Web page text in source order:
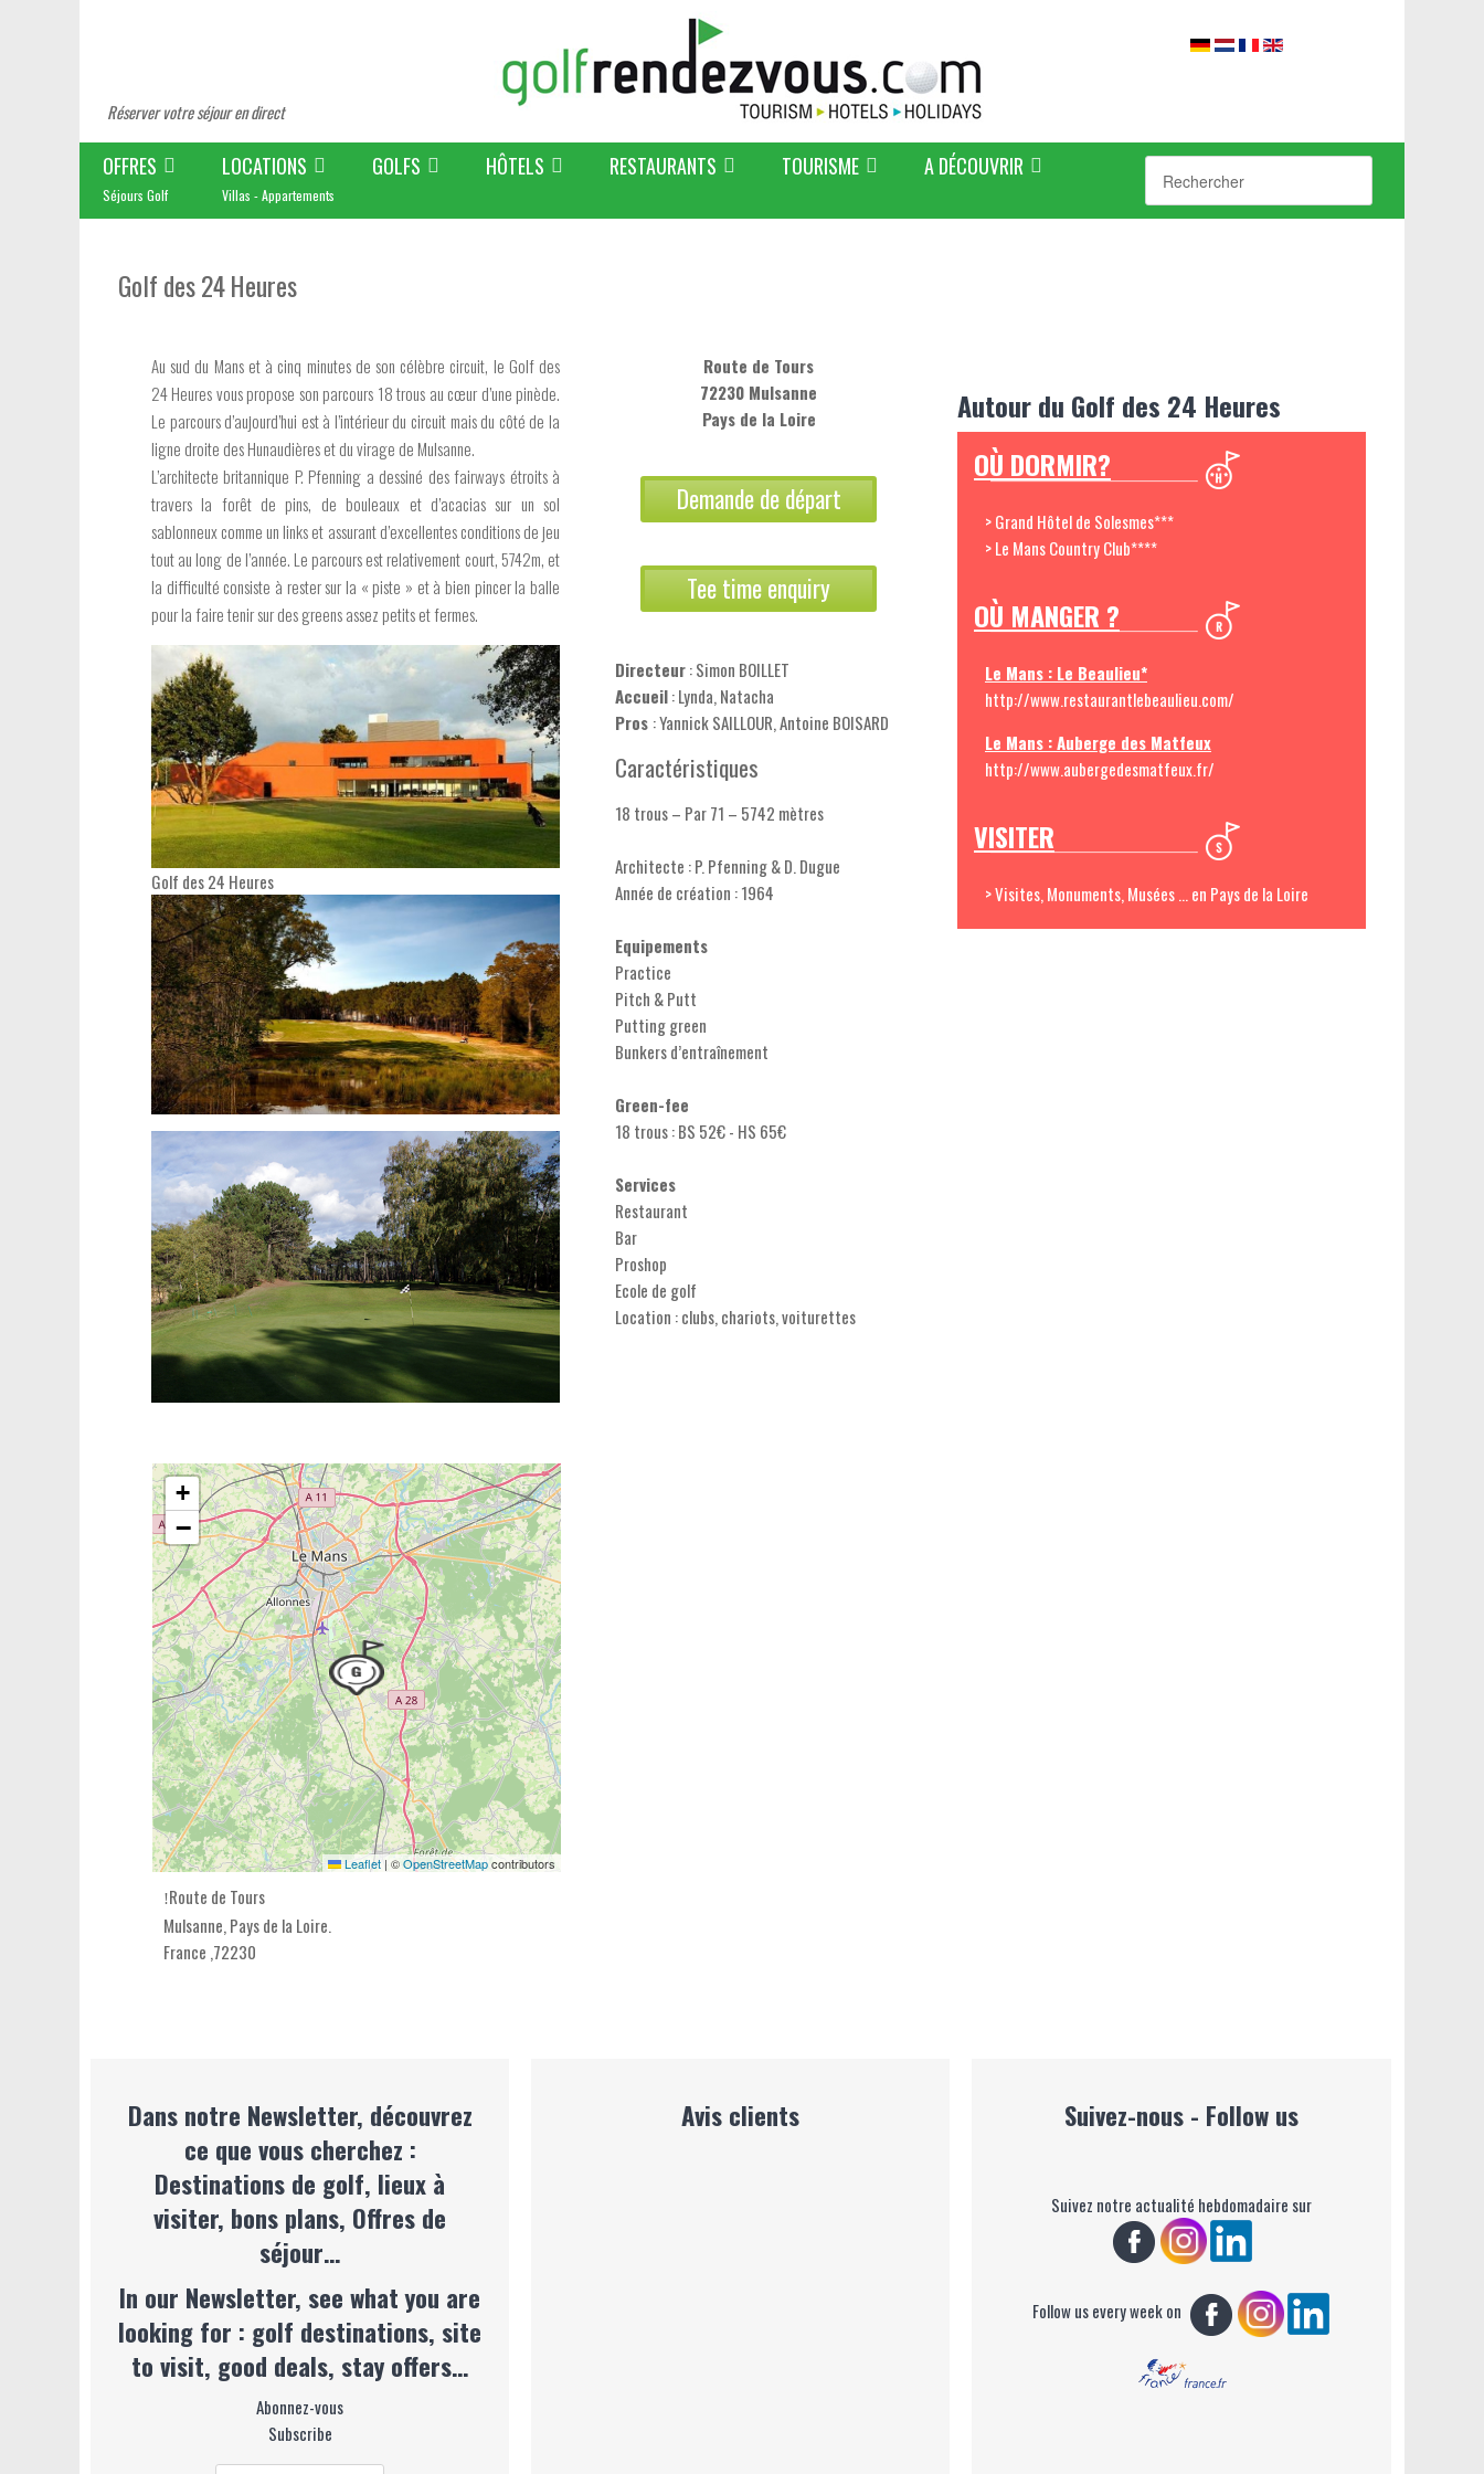
Réserver votre séjour en direct
OFFRES
Séjours Golf
LOCATIONS
Villas - Appartements
GOLFS HÔTELS RESTAURANTS TOURISME A DÉCOUVRIR
Golf des 24 Heures
Au sud du Mans et à cinq minutes de son célèbre circuit, le Golf des
24 Heures vous propose son parcours 18 trous au cœur d’une pinède.
Le parcours d’aujourd’hui est à l’intérieur du circuit mais du côté de la
ligne droite des Hunaudières et du virage de Mulsanne.
L’architecte britannique P. Pfenning a dessiné des fairways étroits à
travers la forêt de pins, de bouleaux et d’acacias sur un sol
sablonneux comme un links et assurant d’excellentes conditions de jeu
tout au long de l’année. Le parcours est relativement court, 5742m, et
la difficulté consiste à rester sur la « piste » et à bien pincer la balle
pour la faire tenir sur des greens assez petits et fermes.
Golf des 24 Heures
+
−
Leaflet | ©OpenStreetMapcontributors
Route de Tours
Mulsanne, Pays de la Loire.
France ,72230
Route de Tours
72230 Mulsanne
Pays de la Loire
Demande de départ
Tee time enquiry
Directeur: Simon BOILLET
Accueil: Lynda, Natacha
Pros : Yannick SAILLOUR, Antoine BOISARD
Caractéristiques
18 trous – Par 71 – 5742 mètres
Architecte : P. Pfenning & D. Dugue
Année de création : 1964
Equipements
Practice
Pitch & Putt
Putting green
Bunkers d’entraînement
Green-fee
18 trous : BS 52€ - HS 65€
Services
Restaurant
Bar
Proshop
Ecole de golf
Location : clubs, chariots, voiturettes
Autour du Golf des 24 Heures
OÙ DORMIR?
> Grand Hôtel de Solesmes***
> Le Mans Country Club****
OÙ MANGER ?
Le Mans : Le Beaulieu*
http://www.restaurantlebeaulieu.com/
Le Mans : Auberge des Matfeux
http://www.aubergedesmatfeux.fr/
VISITER
> Visites, Monuments, Musées ... en Pays de la Loire
Dans notre Newsletter, découvrez
ce que vous cherchez :
Destinations de golf, lieux à
visiter, bons plans, Offres de
séjour…
In our Newsletter, see what you are
looking for : golf destinations, site
to visit, good deals, stay offers…
Abonnez-vous
Subscribe
Avis clients Suivez-nous - Follow us
Suivez notre actualité hebdomadaire sur
Follow us every week on